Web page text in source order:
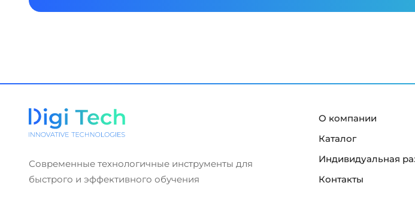
Современные технологичные инструменты для
быстрого и эффективного обучения
О компании
Каталог
Индивидуальная
Контакты